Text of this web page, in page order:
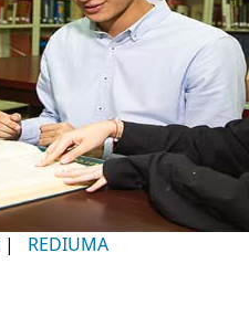
| REDIUMA